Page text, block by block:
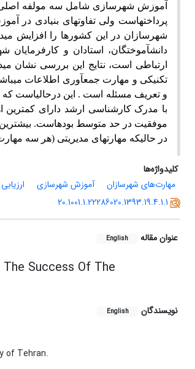
آموزش شهرسازی شامل سه مولفه اصلی
پرداخته­است ولی تفاوت­های بنیادی در
دانش­آموختگان، استادان و
ارتباطی است، نتایج این بررسی نشان
تکنیکی و مهارت جمع­آوری اطلاعات
و تعریف مسئله است . این درحالی­است
با مدرک کارشناسی ارشد دارای کم­ترین
موفقیت در حد متوسط بوده­است. بیشترین
در حالیکه مهارت­های مدیریتی (هر سه
کلیدواژه‌ها
مهارت‌های شهرسازان
آموزش شهرسازی ارزیابی
20.1001.1.22286020.1393.19.4.1.1
عنوان مقاله English
Success Of The
نویسندگان English
of Tehran.